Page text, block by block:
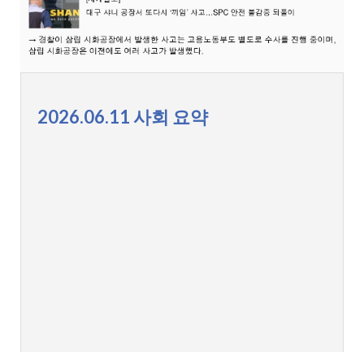
2026.06.11 사회 요약